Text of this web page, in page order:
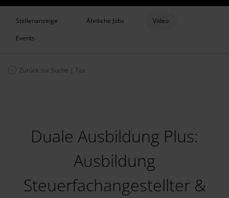
Stellenanzeige Ähnliche Jobs
Video
Events
Zurück zur Suche | Tax
Duale Ausbildung Plus:
Ausbildung
Steuerfachangestellter &